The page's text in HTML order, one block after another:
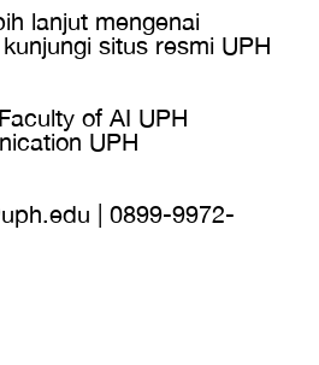
lanjut mengenai
situs resmi UPH
of AI UPH
UPH
| 0899-9972-